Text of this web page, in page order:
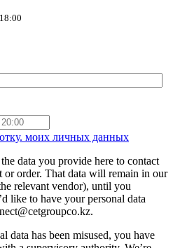
моих личных данных
data you provide here to contact
or order. That data will remain in our
relevant vendor), until you
like to have your personal data
data has been misused, you have